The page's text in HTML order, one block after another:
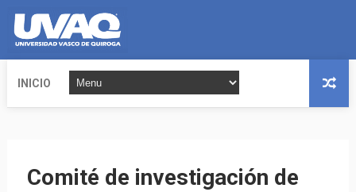
INICIO
Comité de investigación de